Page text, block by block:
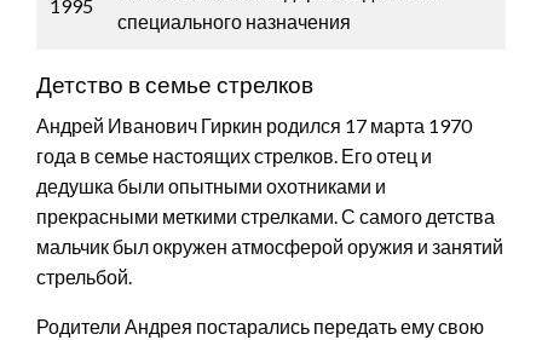
1995
специального назначения
Детство в семье стрелков
Андрей Иванович Гиркин родился 17 марта 1970
года в семье настоящих стрелков. Его отец и
дедушка были опытными охотниками и
прекрасными меткими стрелками. С самого детства
мальчик был окружен атмосферой оружия и занятий
стрельбой.
Родители Андрея постарались передать ему свою